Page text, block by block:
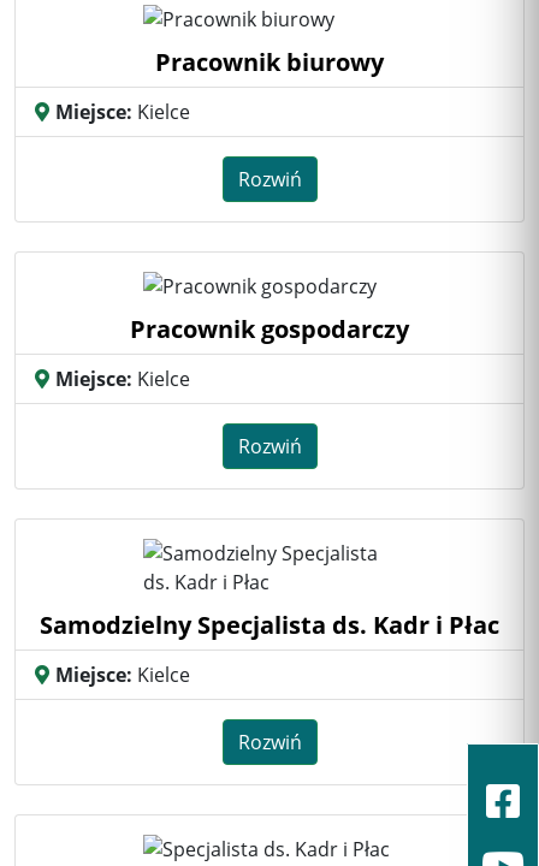
Pracownik biurowy
Miejsce: Kielce
Rozwiń
Pracownik gospodarczy
Miejsce: Kielce
Rozwiń
Samodzielny Specjalista ds. Kadr i Płac
Miejsce: Kielce
Rozwiń